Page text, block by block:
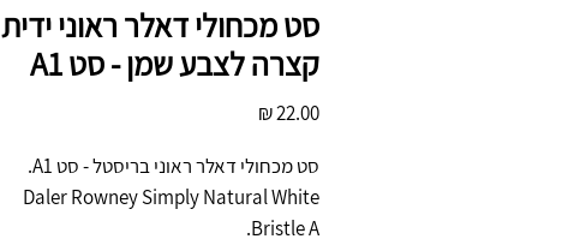
סט מכחולי דאלר ראוני ידית
קצרה לצבע שמן - סט A1
סט מכחולי דאלר ראוני בריסטל - סטA1
.
Daler Rowney Simply Natural White
Bristle A.